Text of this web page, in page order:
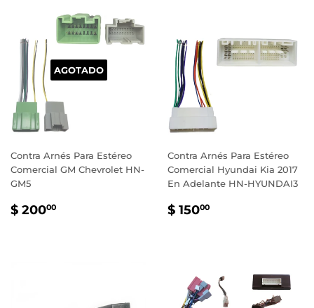
AGOTADO
Contra Arnés Para Estéreo
Comercial GM Chevrolet HN-
GM5
PRECIO
$ 20000
Contra Arnés Para Estéreo
Comercial Hyundai Kia 2017
En Adelante HN-HYUNDAI3
PRECIO
$ 15000